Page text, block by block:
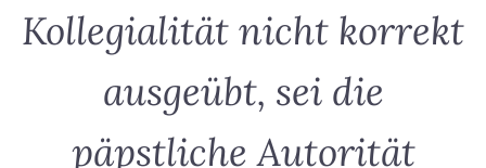
Kollegialität nicht korrekt
ausgeübt, sei die
päpstliche Autorität